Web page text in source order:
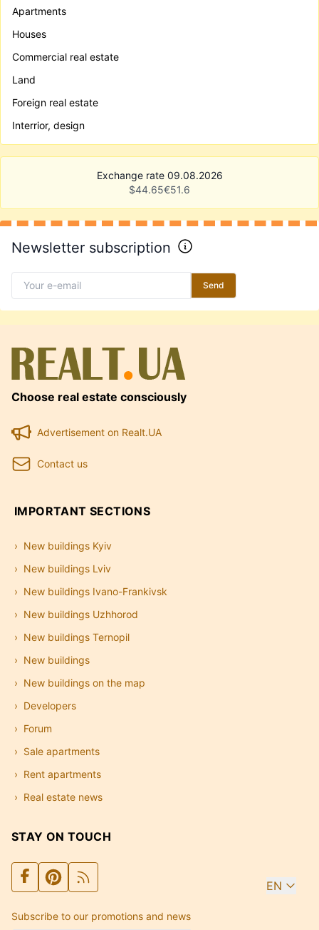
Apartments
Houses
Commercial real estate
Land
Foreign real estate
Interrior, design
Exchange rate 09.08.2026
$44.65€51.6
Newsletter subscription
Send
Choose real estate consciously
Advertisement on Realt.UA
Contact us
IMPORTANT SECTIONS
New buildings Kyiv
New buildings Lviv
New buildings Ivano-Frankivsk
New buildings Uzhhorod
New buildings Ternopil
New buildings
New buildings on the map
Developers
Forum
Sale apartments
Rent apartments
Real estate news
STAY ON TOUCH
EN
Subscribe to our promotions and news